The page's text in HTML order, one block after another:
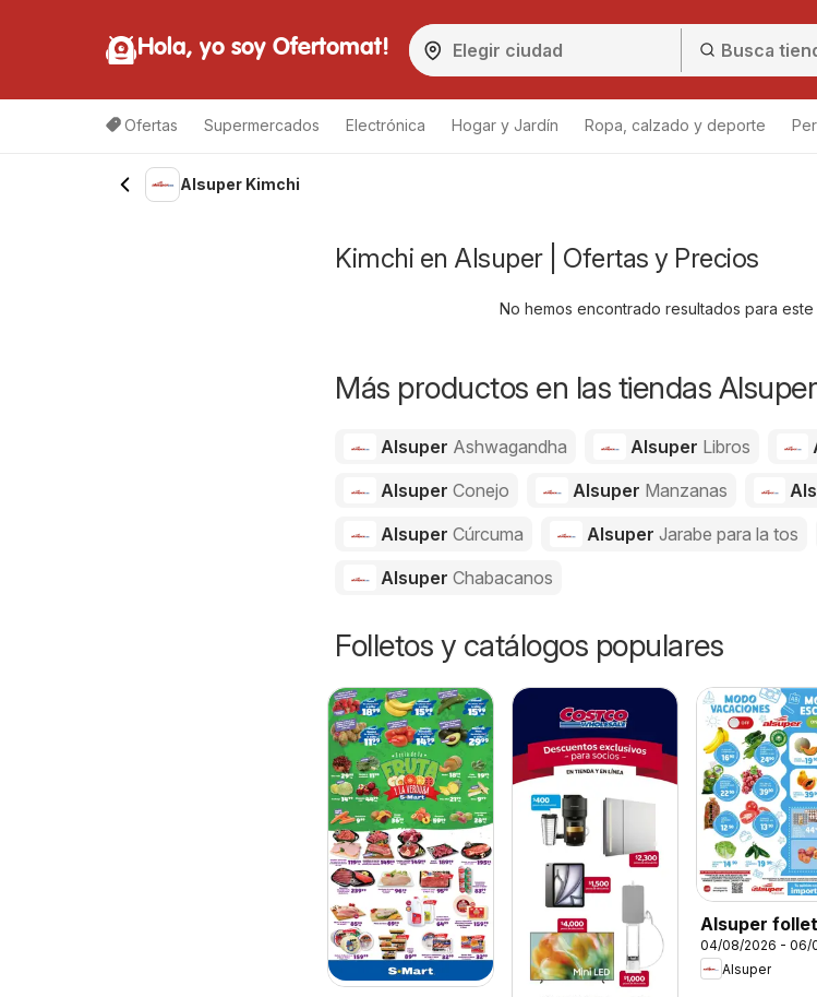
Hola, yo soy Ofertomat!
Ofertas Supermercados Electrónica Hogar y Jardín Ropa, calzado y deporte
Alsuper Kimchi
Kimchi en Alsuper | Ofertas y Precios
No hemos encontrado resultados para este
Más productos en las tiendas Alsuper
Alsuper Ashwagandha Alsuper Libros
Alsuper Conejo Alsuper Manzanas
Alsuper Cúrcuma Alsuper Jarabe para la tos
Alsuper Chabacanos
Folletos y catálogos populares
Alsuper
04/08/2026 - 06/
Alsuper